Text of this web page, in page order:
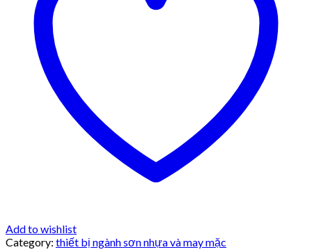
Add to wishlist
Category: thiết bị ngành sơn nhựa và may mặc